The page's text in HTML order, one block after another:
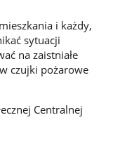
i każdy,
sytuacji
na zaistniałe
czujki pożarowe
Centralnej